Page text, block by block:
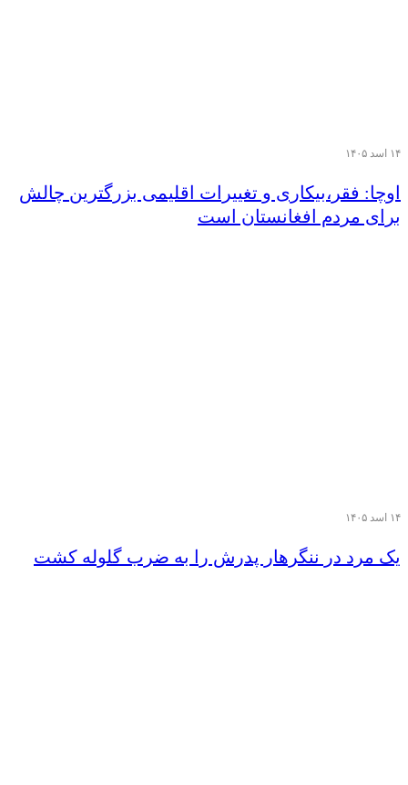
۱۴ اسد ۱۴۰۵
اوچا: فقر،بیکاری و تغییرات اقلیمی بزرگترین چالش
برای مردم افغانستان است
۱۴ اسد ۱۴۰۵
یک مرد در ننگرهار پدرش را به ضرب گلوله کشت